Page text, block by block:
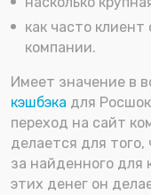
как часто
компании.
Имеет значение в
кэшбэка для
переход на сайт
делается для
за найденного для
этих денег он